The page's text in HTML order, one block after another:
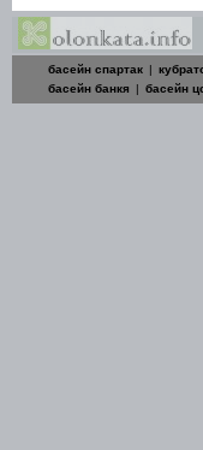
басейн спартак |
басейн банкя
| басейн